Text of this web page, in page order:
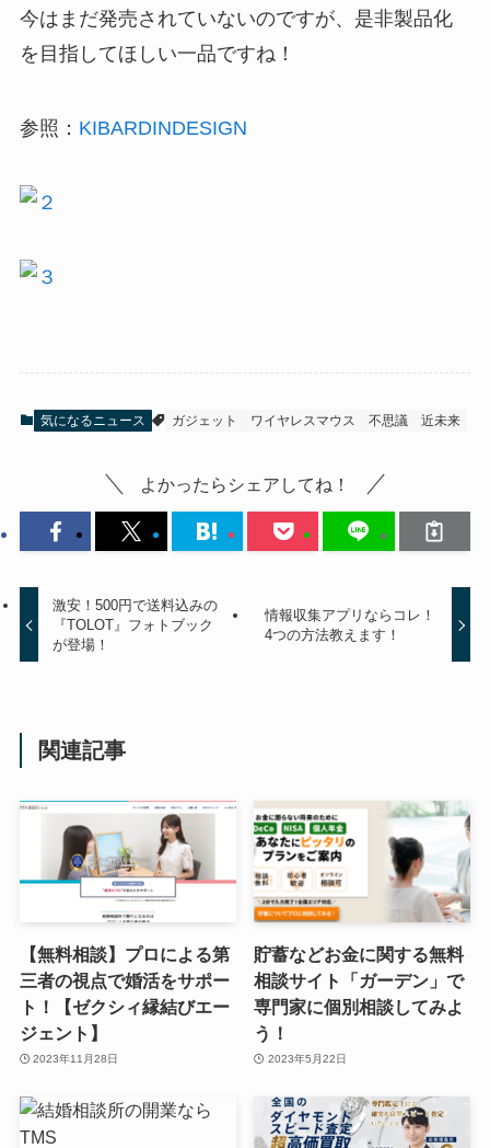
今はまだ発売されていないのですが、是非製品化
を目指してほしい一品ですね！
参照： KIBARDINDESIGN
気になるニュース ガジェット ワイヤレスマウス 不思議 近未来
よかったらシェアしてね！
激安！500円で送料込みの
『TOLOT』フォトブック
が登場！
情報収集アプリならコレ！
4つの方法教えます！
関連記事
【無料相談】プロによる第
三者の視点で婚活をサポー
ト！【ゼクシィ縁結びエー
ジェント】
2023年11月28日
貯蓄などお金に関する無料
相談サイト「ガーデン」で
専門家に個別相談してみよ
う！
2023年5月22日